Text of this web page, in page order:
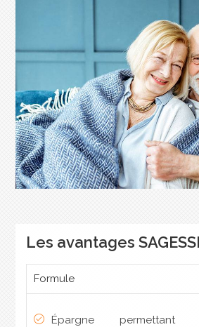
Les avantages
Formule
Épargne permettant